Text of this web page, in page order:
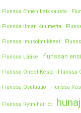
Flunssa Ennen Leikkausta
Flunssa Ilman Kuumetta
Flunssa Imusolmukkeet
Flunssa Lääke flunssan
Flunssa Oireet Kesto Flunssa
Flunssa Ovulaatio Flunssa
Flunssa Rytmihäiriöt